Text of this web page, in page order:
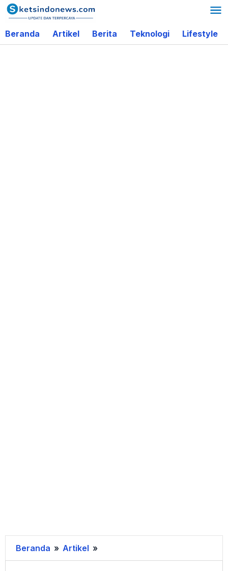
Lewati
ke
konten
Beranda Artikel Berita Teknologi Lifestyle
Beranda » Artikel »
Bersama